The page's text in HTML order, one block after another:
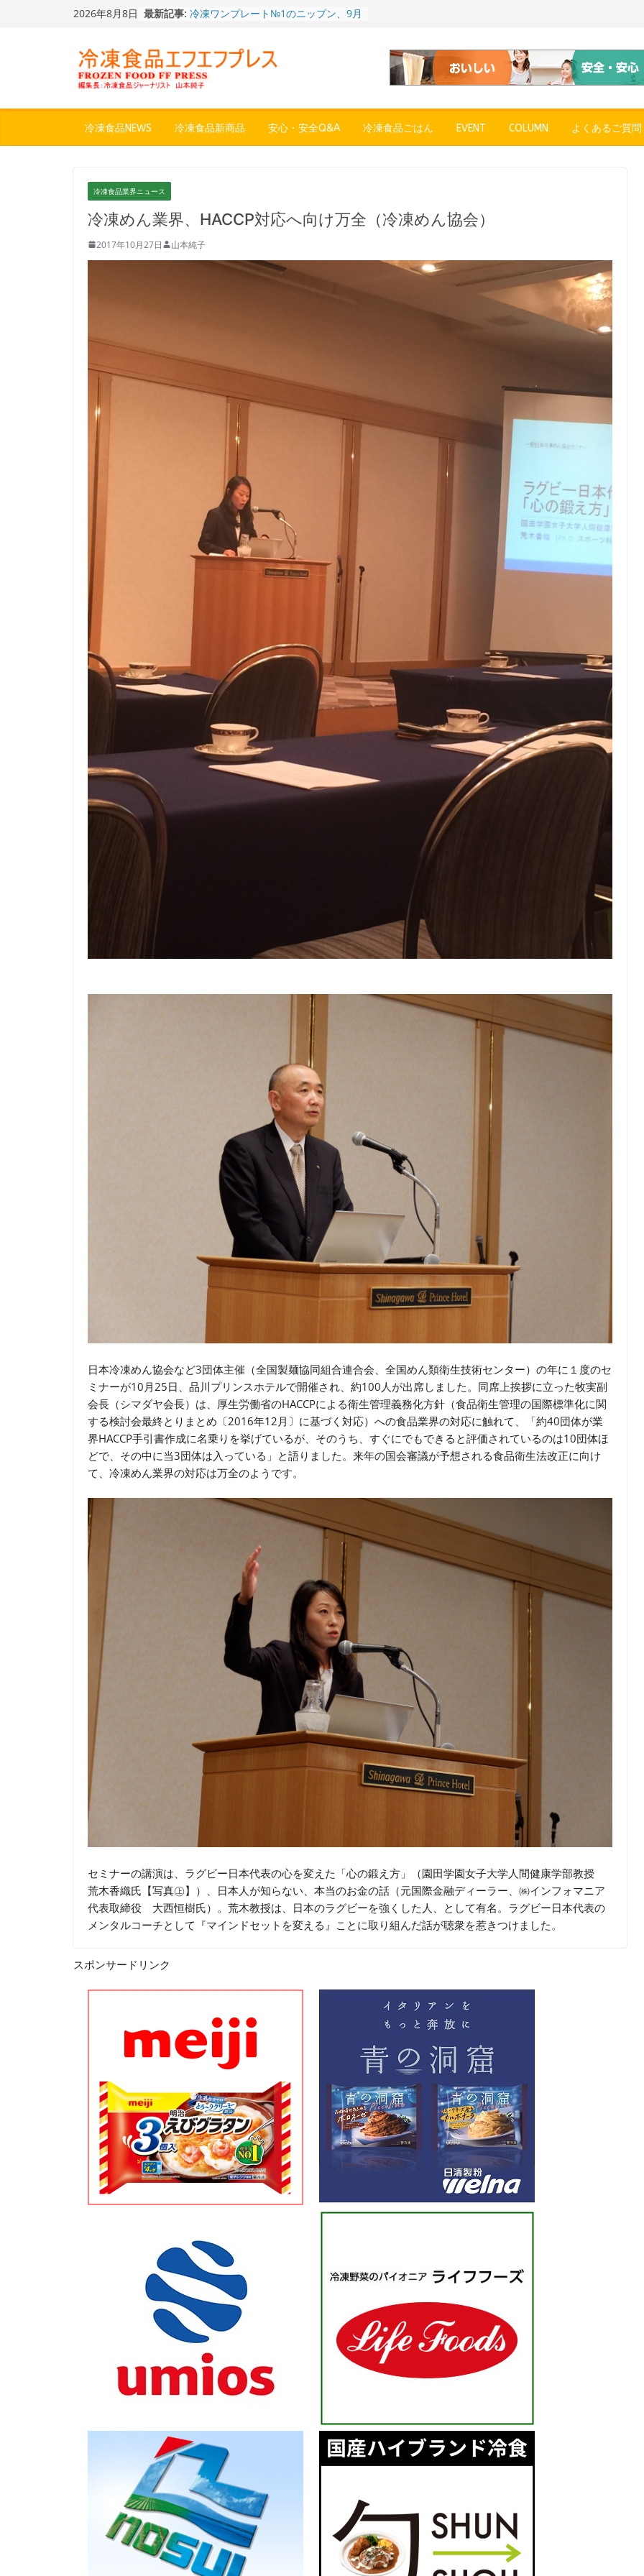
2026年8月8日 最新記事: 冷凍ワンプレート№1のニップン、9月
餃子キャラ”ぎょざ・ぎょざお”POPUP
ストアで作者にご挨拶、新作”れいと
うこ～こ～”を知る
WONDER YELLOW」復刻発売中
今まで無かった大盛！水から簡単レン
りお米メニュー人気1位はチャーハン
～ニチレイフーズ調べ
冷凍食品NEWS 冷凍食品新商品 安心・安全Q&A 冷凍食品ごはん EVENT COLUMN よくあるご質問
冷凍食品業界ニュース
冷凍めん業界、HACCP対応へ向け万全（冷凍めん協会）
2017年10月27日 山本純子
日本冷凍めん協会など3団体主催（全国製麺協同組合連合会、全国めん類衛生技術センター）の年に１度のセ
ミナーが10月25日、品川プリンスホテルで開催され、約100人が出席しました。同席上挨拶に立った牧実副
会長（シマダヤ会長）は、厚生労働省のHACCPによる衛生管理義務化方針（食品衛生管理の国際標準化に関
する検討会最終とりまとめ〔2016年12月〕に基づく対応）への食品業界の対応に触れて、「約40団体が業
界HACCP手引書作成に名乗りを挙げているが、そのうち、すぐにでもできると評価されているのは10団体ほ
どで、その中に当3団体は入っている」と語りました。来年の国会審議が予想される食品衛生法改正に向け
て、冷凍めん業界の対応は万全のようです。
セミナーの講演は、ラグビー日本代表の心を変えた「心の鍛え方」（園田学園女子大学人間健康学部教授
荒木香織氏【写真㊤】）、日本人が知らない、本当のお金の話（元国際金融ディーラー、㈱インフォマニア
代表取締役 大西恒樹氏）。荒木教授は、日本のラグビーを強くした人、として有名。ラグビー日本代表の
メンタルコーチとして『マインドセットを変える』ことに取り組んだ話が聴衆を惹きつけました。
スポンサードリンク